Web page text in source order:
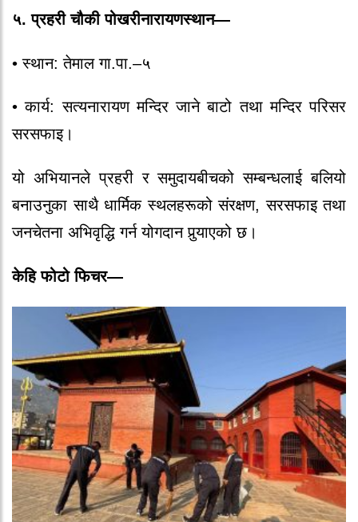
५. प्रहरी चौकी पोखरीनारायणस्थान—
•स्थान: तेमाल गा.पा.–५
•कार्य: सत्यनारायण मन्दिर जाने बाटो तथा मन्दिर परिसर
सरसफाइ।
यो अभियानले प्रहरी र समुदायबीचको सम्बन्धलाई बलियो
बनाउनुका साथै धार्मिक स्थलहरूको संरक्षण, सरसफाइ तथा
जनचेतना अभिवृद्धि गर्न योगदान पुर्‍याएको छ।
केहि फोटो फिचर—